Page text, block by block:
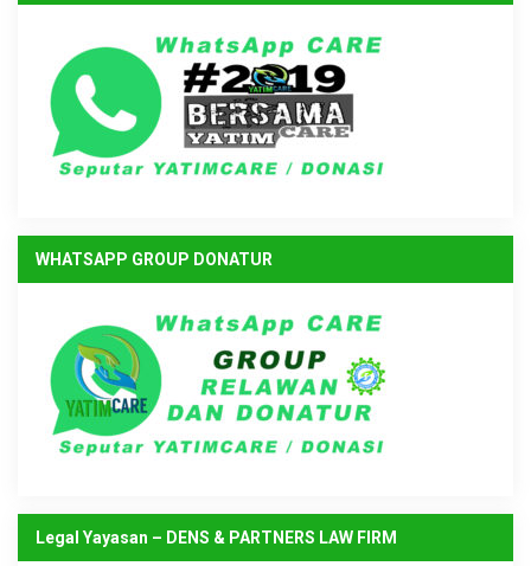
WHATSAPP GROUP DONATUR
Legal Yayasan – DENS & PARTNERS LAW FIRM